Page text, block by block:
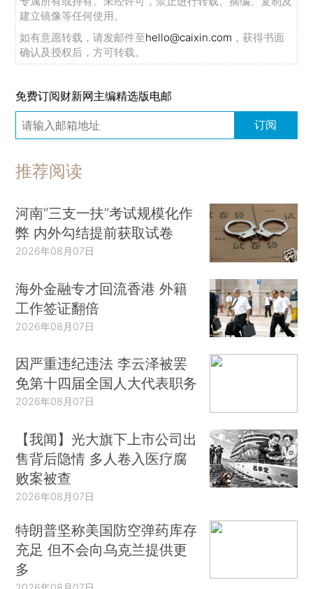
建立镜像等任何使用。
如有意愿转载，请发邮件至hello@caixin.com ，获得书面
确认及授权后，方可转载。
免费订阅财新网主编精选版电邮
订阅
推荐阅读
河南“三支一扶”考试规模化作
弊 内外勾结提前获取试卷
2026年08月07日
海外金融专才回流香港 外籍
工作签证翻倍
2026年08月07日
因严重违纪违法 李云泽被罢
免第十四届全国人大代表职务
2026年08月07日
【我闻】光大旗下上市公司出
售背后隐情 多人卷入医疗腐
败案被查
2026年08月07日
特朗普坚称美国防空弹药库存
充足 但不会向乌克兰提供更
多